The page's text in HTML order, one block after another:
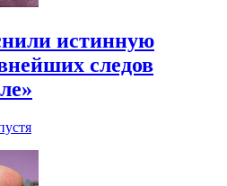
истинную
следов